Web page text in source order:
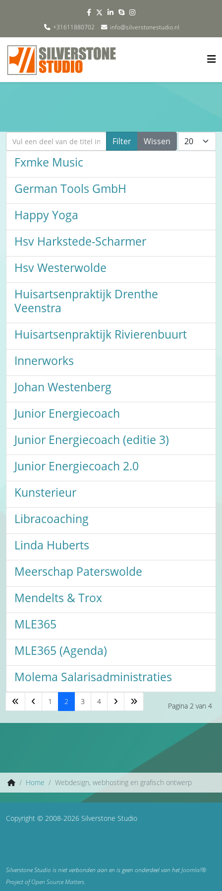
+31611880702 info@silverstonestudio.nl
Vul een deel van de titel in Filter Wissen Toon #
Fxmke Music
German Tools GmbH
Happy Yoga
Hsv Harkstede-Scharmer
Hsv Westerwolde
Huisartsenpraktijk Drenthe
Veenstra
Huisartsenpraktijk Rivierenbuurt
Innerworks
Johan Westenberg
Junior Energiecoach
Junior Energiecoach (editie 3)
Junior Energiecoach 2.0
Kunsterieur
Libracoaching
Linda Huberts
Meerschap Paterswolde
Mendelts & Trox
MLE365
MLE365 (Agenda)
Molema Salarisadministraties
Pagina 2 van 4
1 2 3 4
Home Webdesign, webhosting en grafisch ontwerp
Copyright © 2008-2026 Silverstone Studio
Silverstone Studio is niet verbonden aan en is geen onderdeel van hetJoomla!®
Project ofOpen Source Matters.